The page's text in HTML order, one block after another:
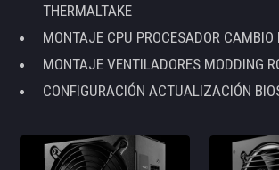
THERMALTAKE
MONTAJE CPU PROCESADOR
MONTAJE VENTILADORES MODDING
CONFIGURACIÓN ACTUALIZACIÓN